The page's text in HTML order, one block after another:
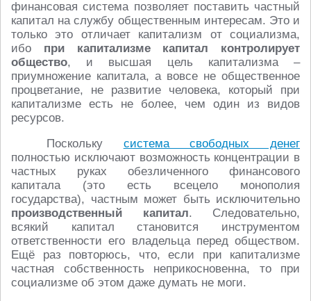
финансовая система позволяет поставить частный
капитал на службу общественным интересам. Это и
только это отличает капитализм от социализма,
ибо при капитализме капитал контролирует
общество, и высшая цель капитализма –
приумножение капитала, а вовсе не общественное
процветание, не развитие человека, который при
капитализме есть не более, чем один из видов
ресурсов.
Поскольку система свободных денег
полностью исключают возможность концентрации в
частных руках обезличенного финансового
капитала (это есть всецело монополия
государства), частным может быть исключительно
производственный капитал. Следовательно,
всякий капитал становится инструментом
ответственности его владельца перед обществом.
Ещё раз повторюсь, что, если при капитализме
частная собственность неприкосновенна, то при
социализме об этом даже думать не моги.